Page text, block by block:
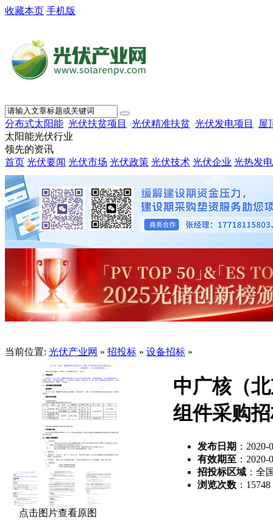
收藏本页 手机版
分布式太阳能 光伏扶贫项目 光伏精准扶贫 光伏发电项目
屋
太阳能光伏行业
领先的资讯
首页 光伏要闻 光伏市场 光伏政策 光伏技术 光伏企业 光热发电
当前位置: 光伏产业网 » 招投标 » 设备招标 »
点击图片查看原图
中广核（
组件采购
发布日期 ：2020-
有效期至 ：
招投标区域 ：全
浏览次数 ： 15748